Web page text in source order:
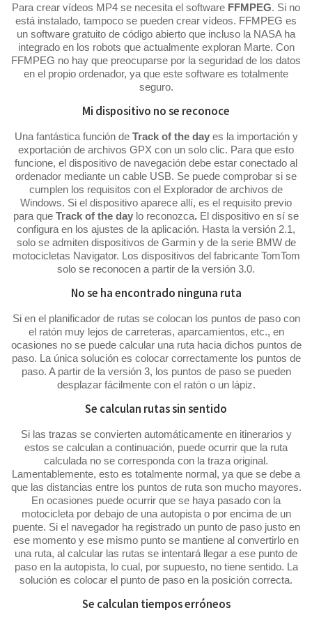
Para crear vídeos MP4 se necesita el software FFMPEG. Si no
está instalado, tampoco se pueden crear vídeos. FFMPEG es
un software gratuito de código abierto que incluso la NASA ha
integrado en los robots que actualmente exploran Marte. Con
FFMPEG no hay que preocuparse por la seguridad de los datos
en el propio ordenador, ya que este software es totalmente
seguro.
Mi dispositivo no se reconoce
Una fantástica función de Track of the dayes la importación y
exportación de archivos GPX con un solo clic. Para que esto
funcione, el dispositivo de navegación debe estar conectado al
ordenador mediante un cable USB. Se puede comprobar si se
cumplen los requisitos con el Explorador de archivos de
Windows. Si el dispositivo aparece allí, es el requisito previo
para que Track of the day lo reconozca. El dispositivo en sí se
configura en los ajustes de la aplicación. Hasta la versión 2.1,
solo se admiten dispositivos de Garmin y de la serie BMW de
motocicletas Navigator. Los dispositivos del fabricante TomTom
solo se reconocen a partir de la versión 3.0.
No se ha encontrado ninguna ruta
Si en el planificador de rutas se colocan los puntos de paso con
el ratón muy lejos de carreteras, aparcamientos, etc., en
ocasiones no se puede calcular una ruta hacia dichos puntos de
paso. La única solución es colocar correctamente los puntos de
paso. A partir de la versión 3, los puntos de paso se pueden
desplazar fácilmente con el ratón o un lápiz.
Se calculan rutas sin sentido
Si las trazas se convierten automáticamente en itinerarios y
estos se calculan a continuación, puede ocurrir que la ruta
calculada no se corresponda con la traza original.
Lamentablemente, esto es totalmente normal, ya que se debe a
que las distancias entre los puntos de ruta son mucho mayores.
En ocasiones puede ocurrir que se haya pasado con la
motocicleta por debajo de una autopista o por encima de un
puente. Si el navegador ha registrado un punto de paso justo en
ese momento y ese mismo punto se mantiene al convertirlo en
una ruta, al calcular las rutas se intentará llegar a ese punto de
paso en la autopista, lo cual, por supuesto, no tiene sentido. La
solución es colocar el punto de paso en la posición correcta.
Se calculan tiempos erróneos